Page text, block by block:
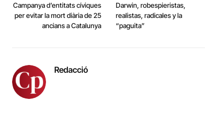
Campanya d’entitats cíviques
per evitar la mort diària de 25
ancians a Catalunya
Darwin, robespieristas,
realistas, radicales y la
“paguita”
Redacció